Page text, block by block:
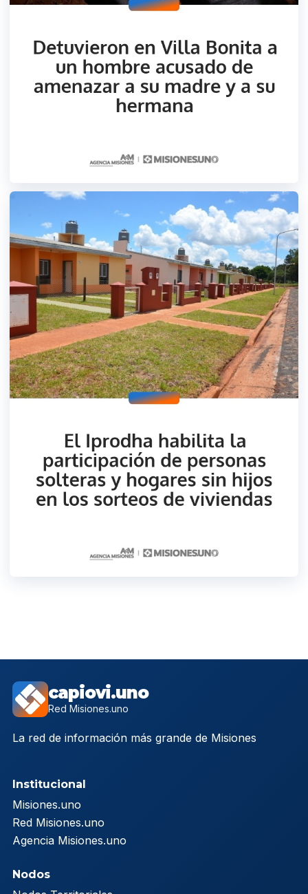
capiovi.uno
Red Misiones.uno
La red de información más grande de Misiones
Institucional
Misiones.uno
Red Misiones.uno
Agencia Misiones.uno
Nodos